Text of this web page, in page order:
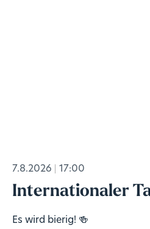
7.8.2026 17:00
Internationaler
Es wird bierig! 🍻